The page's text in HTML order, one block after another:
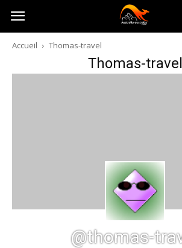
Australia-
australie.com
Accueil Thomas-travel
Thomas-travel
@thomas-